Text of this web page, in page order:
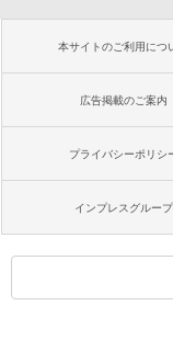
本サイトのご利用につ
広告掲載のご案内
プライバシーポリシ
インプレスグループ